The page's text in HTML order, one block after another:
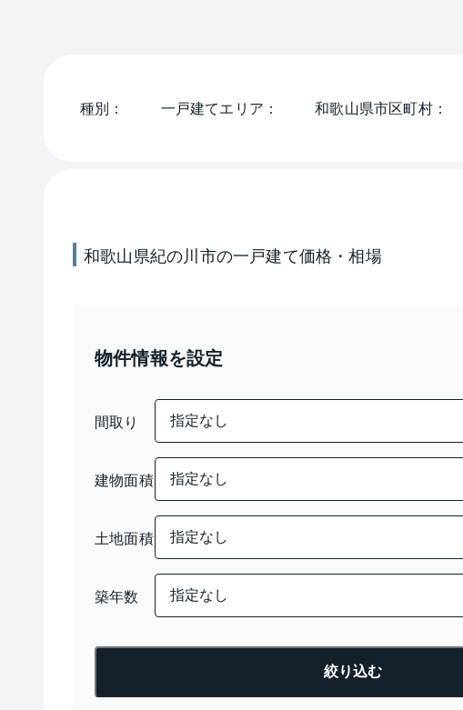
種別 一戸建てエリア 和歌山県市区町村
和歌山県紀の川市の一戸建て価格・相場
物件情報を設定
間取り
建物面積
土地面積
築年数
絞り込む